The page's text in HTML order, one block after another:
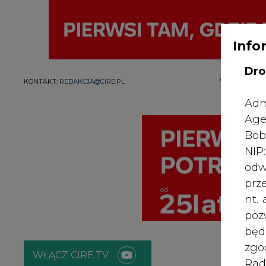
KONTAKT: REDAKCJA@CIRE.PL WYDAWCA
WŁĄCZ CIRE.TV
nt.